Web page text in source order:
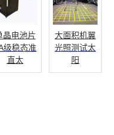
晶电池片
级稳态准
直太
大面积机翼
光照测试太
阳